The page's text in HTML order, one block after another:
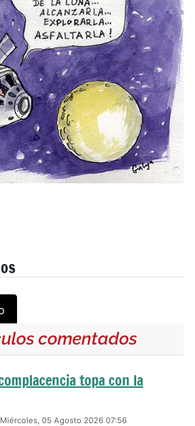
comentados
topa con la
05 Agosto 2026 07:56